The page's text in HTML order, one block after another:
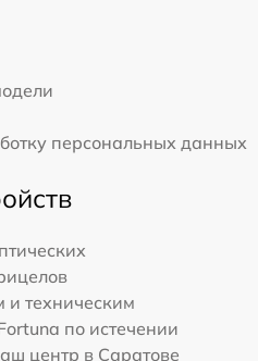
персональных данных
техническим
по истечении
центр в Саратове